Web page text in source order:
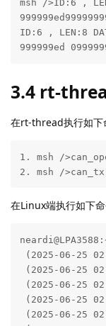
3.2 在rt-
令：
在Ubuntu系统里执行
上面发送2帧数据
到的CAN数据如下：